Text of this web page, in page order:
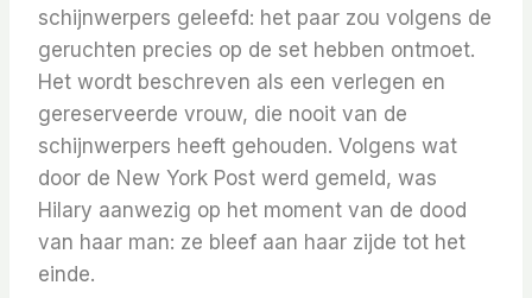
schijnwerpers geleefd: het paar zou volgens de
geruchten precies op de set hebben ontmoet.
Het wordt beschreven als een verlegen en
gereserveerde vrouw, die nooit van de
schijnwerpers heeft gehouden. Volgens wat
door de New York Post werd gemeld, was
Hilary aanwezig op het moment van de dood
van haar man: ze bleef aan haar zijde tot het
einde.